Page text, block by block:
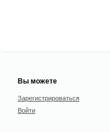
Вы можете
Зарегистрироваться
Войти